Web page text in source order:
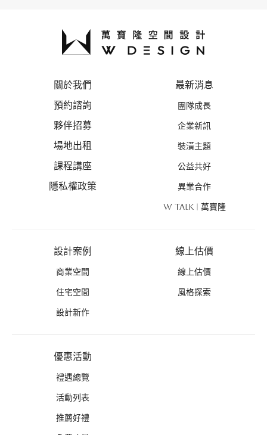
關於我們
預約諮詢
夥伴招募
場地出租
課程講座
隱私權政策
最新消息
團隊成長
企業新訊
裝潢主題
公益共好
異業合作
W TALK | 萬寶隆
設計案例
商業空間
住宅空間
設計新作
線上估價
線上估價
風格探索
優惠活動
禮遇總覽
活動列表
推薦好禮